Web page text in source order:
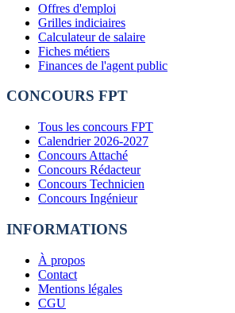
Offres d'emploi
Grilles indiciaires
Calculateur de salaire
Fiches métiers
Finances de l'agent public
CONCOURS FPT
Tous les concours FPT
Calendrier 2026-2027
Concours Attaché
Concours Rédacteur
Concours Technicien
Concours Ingénieur
INFORMATIONS
À propos
Contact
Mentions légales
CGU